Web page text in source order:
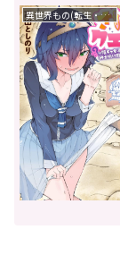
異世界もの(転生・転移・成り上がり・異世界ファンタジー)